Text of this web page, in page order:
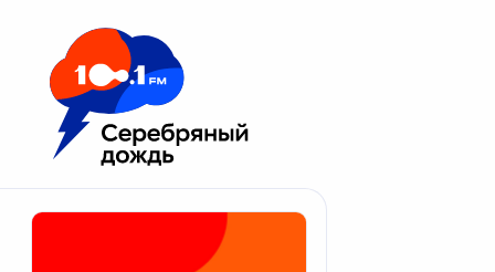
Москва 100.1 FM
Апатиты